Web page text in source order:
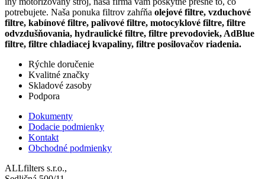
potrebujete. Naša ponuka filtrov zahŕňa olejové filtre, vzduchové
filtre, kabínové filtre, palivové filtre, motocyklové filtre, filtre
odvzdušňovania, hydraulické filtre, filtre prevodoviek, AdBlue
filtre, filtre chladiacej kvapaliny, filtre posilovačov riadenia.
Rýchle doručenie
Kvalitné značky
Skladové zasoby
Podpora
Dokumenty
Dodacie podmienky
Kontakt
Obchodné podmienky
ALLfilters s.r.o.,